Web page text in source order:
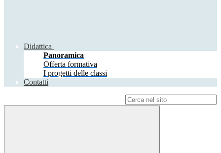
Didattica
Panoramica
Offerta formativa
I progetti delle classi
Contatti